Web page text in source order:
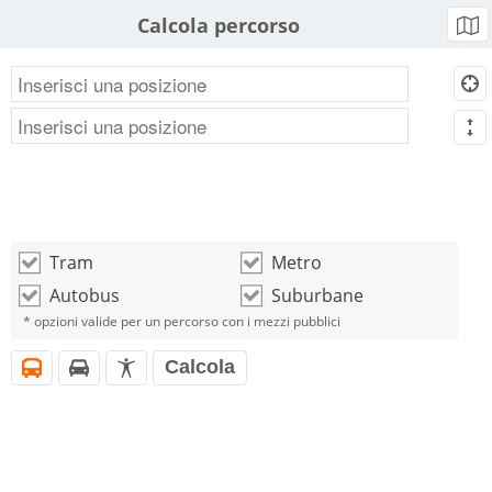
Calcola percorso b
d
m
o Tram o Metro
o Autobus o Suburbane
* opzioni valide per un percorso con i mezzi pubblici
i h l Calcola